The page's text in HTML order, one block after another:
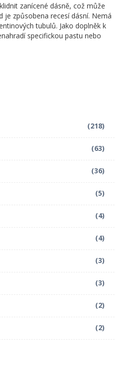
zanícené dásně, což může
způsobena recesí dásní. Nemá
tubulů. Jako doplněk k
specifickou pastu nebo
(218)
(63)
(36)
(5)
(4)
(4)
(3)
(3)
(2)
(2)